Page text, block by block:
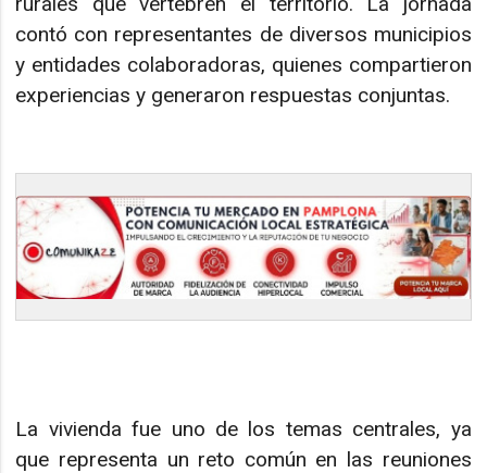
contó con representantes de diversos municipios
y entidades colaboradoras, quienes compartieron
experiencias y generaron respuestas conjuntas.
La vivienda fue uno de los temas centrales, ya
que representa un reto común en las reuniones